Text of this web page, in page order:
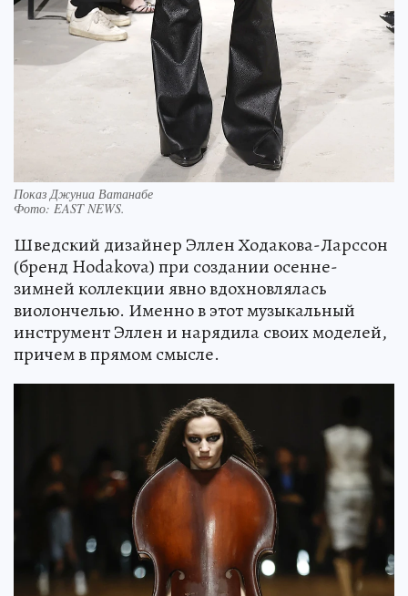
Показ Джуниа Ватанабе
Фото: EAST NEWS.
Шведский дизайнер Эллен Ходакова-Ларссон
(бренд Hodakova) при создании осенне-
зимней коллекции явно вдохновлялась
виолончелью. Именно в этот музыкальный
инструмент Эллен и нарядила своих моделей,
причем в прямом смысле.